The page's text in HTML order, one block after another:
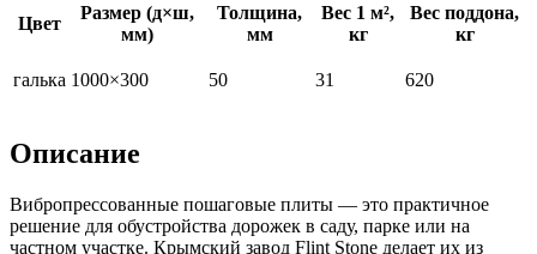
Цвет
Размер (д×ш,
мм)
Толщина,
мм
Вес 1 м²,
кг
Вес поддона,
кг
галька 1000×300 50 31 620
Описание
Вибропрессованные пошаговые плиты — это практичное
решение для обустройства дорожек в саду, парке или на
частном участке. Крымский завод Flint Stone делает их из